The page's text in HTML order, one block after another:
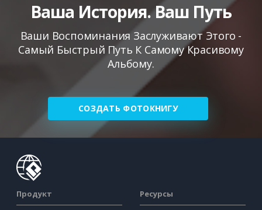
Ваша История. Ваш Путь
Ваши Воспоминания Заслуживают Этого -
Самый Быстрый Путь К Самому Красивому
Альбому.
СОЗДАТЬ ФОТОКНИГУ
Продукт Ресурсы